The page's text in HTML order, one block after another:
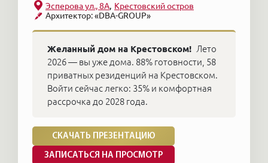
Архитектор: «DBA-GROUP»
Эсперова ул., 8А Крестовский остров
Желанный дом на Крестовском! Лето
2026 — вы уже дома. 88% готовности, 58
приватных резиденций на Крестовском.
Войти сейчас легко: 35% и комфортная
рассрочка до 2028 года.
СКАЧАТЬ ПРЕЗЕНТАЦИЮ
ЗАПИСАТЬСЯ НА ПРОСМОТР